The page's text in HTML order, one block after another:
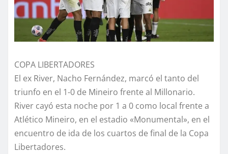
COPA LIBERTADORES
El ex River, Nacho Fernández, marcó el tanto del
triunfo en el 1-0 de Mineiro frente al Millonario.
River cayó esta noche por 1 a 0 como local frente a
Atlético Mineiro, en el estadio «Monumental», en el
encuentro de ida de los cuartos de final de la Copa
Libertadores.